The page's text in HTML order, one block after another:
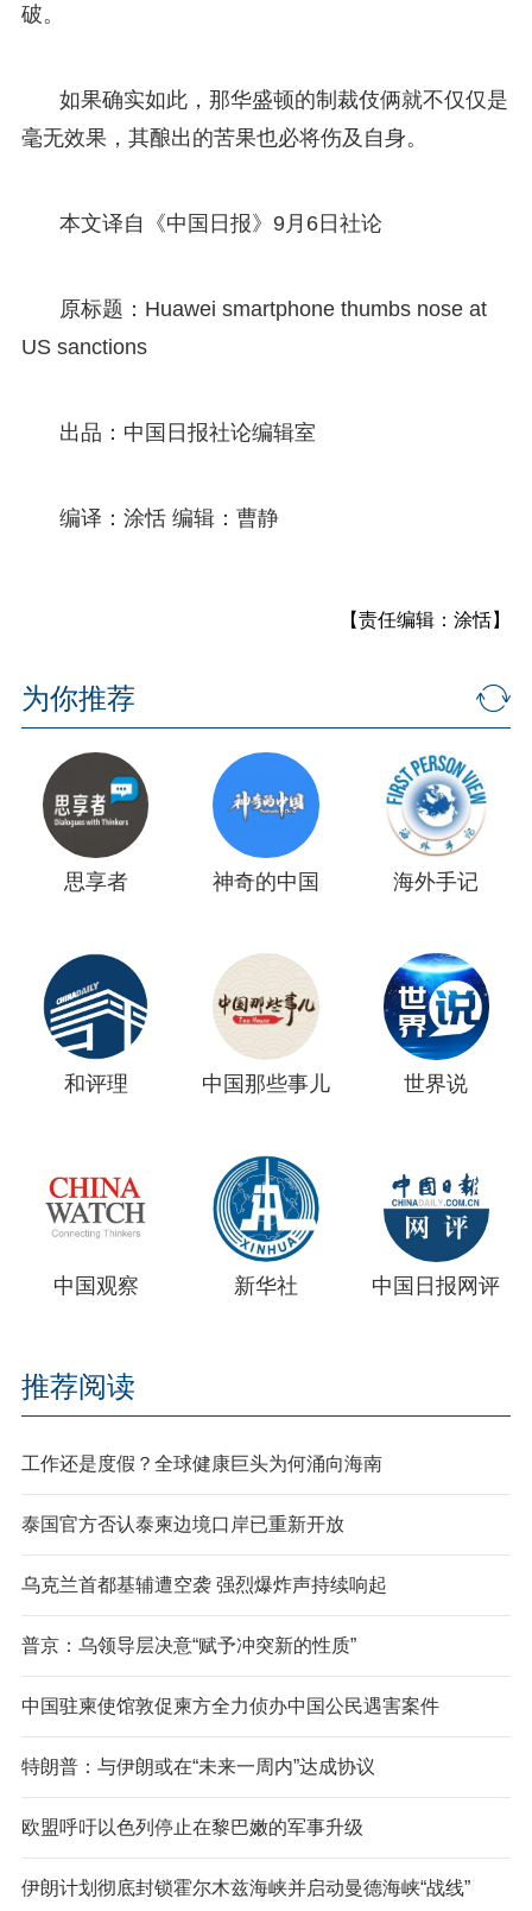
破。
如果确实如此，那华盛顿的制裁伎俩就不仅仅是
毫无效果，其酿出的苦果也必将伤及自身。
本文译自《中国日报》9月6日社论
原标题：Huawei smartphone thumbs nose at
US sanctions
出品：中国日报社论编辑室
编译：涂恬 编辑：曹静
【责任编辑：涂恬】
为你推荐
思享者 神奇的中国 海外手记
和评理 中国那些事儿 世界说
中国观察 新华社 中国日报网评
推荐阅读
工作还是度假？全球健康巨头为何涌向海南
泰国官方否认泰柬边境口岸已重新开放
乌克兰首都基辅遭空袭 强烈爆炸声持续响起
普京：乌领导层决意“赋予冲突新的性质”
中国驻柬使馆敦促柬方全力侦办中国公民遇害案件
特朗普：与伊朗或在“未来一周内”达成协议
欧盟呼吁以色列停止在黎巴嫩的军事升级
伊朗计划彻底封锁霍尔木兹海峡并启动曼德海峡“战线”